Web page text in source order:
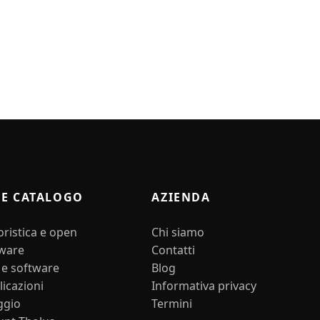
CATALOGO
e open
software
AZIENDA
Chi siamo
Contatti
Blog
Informativa privacy
Termini